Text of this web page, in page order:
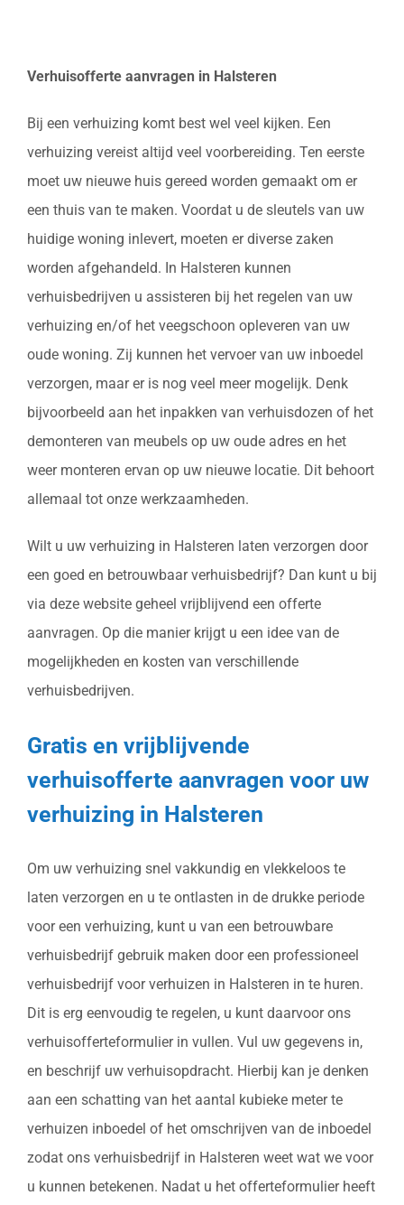
Verhuisofferte aanvragen in Halsteren
Bij een verhuizing komt best wel veel kijken. Een
verhuizing vereist altijd veel voorbereiding. Ten eerste
moet uw nieuwe huis gereed worden gemaakt om er
een thuis van te maken. Voordat u de sleutels van uw
huidige woning inlevert, moeten er diverse zaken
worden afgehandeld. In Halsteren kunnen
verhuisbedrijven u assisteren bij het regelen van uw
verhuizing en/of het veegschoon opleveren van uw
oude woning. Zij kunnen het vervoer van uw inboedel
verzorgen, maar er is nog veel meer mogelijk. Denk
bijvoorbeeld aan het inpakken van verhuisdozen of het
demonteren van meubels op uw oude adres en het
weer monteren ervan op uw nieuwe locatie. Dit behoort
allemaal tot onze werkzaamheden.
Wilt u uw verhuizing in Halsteren laten verzorgen door
een goed en betrouwbaar verhuisbedrijf? Dan kunt u bij
via deze website geheel vrijblijvend een offerte
aanvragen. Op die manier krijgt u een idee van de
mogelijkheden en kosten van verschillende
verhuisbedrijven.
Gratis en vrijblijvende
verhuisofferte aanvragen voor uw
verhuizing in Halsteren
Om uw verhuizing snel vakkundig en vlekkeloos te
laten verzorgen en u te ontlasten in de drukke periode
voor een verhuizing, kunt u van een betrouwbare
verhuisbedrijf gebruik maken door een professioneel
verhuisbedrijf voor verhuizen in Halsteren in te huren.
Dit is erg eenvoudig te regelen, u kunt daarvoor ons
verhuisofferteformulier in vullen. Vul uw gegevens in,
en beschrijf uw verhuisopdracht. Hierbij kan je denken
aan een schatting van het aantal kubieke meter te
verhuizen inboedel of het omschrijven van de inboedel
zodat ons verhuisbedrijf in Halsteren weet wat we voor
u kunnen betekenen. Nadat u het offerteformulier heeft